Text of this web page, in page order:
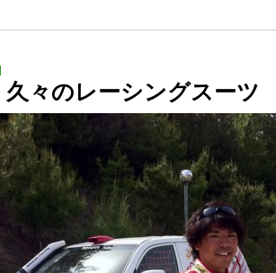
久々のレーシングスーツ